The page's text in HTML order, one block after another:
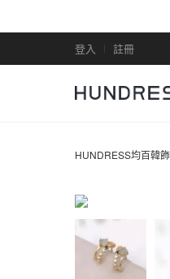
登入 註冊
HUNDRESS均百韓